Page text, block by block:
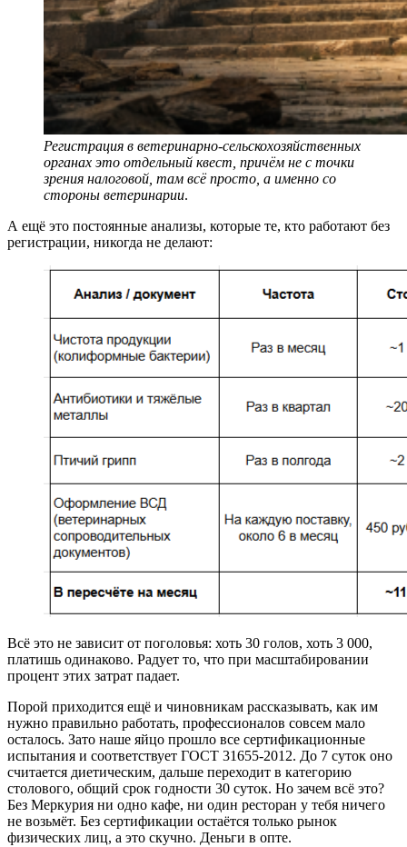
Регистрация в ветеринарно-сельскохозяйственных
органах это отдельный квест, причём не с точки
зрения налоговой, там всё просто, а именно со
стороны ветеринарии.
А ещё это постоянные анализы, которые те, кто работают без
регистрации, никогда не делают:
Всё это не зависит от поголовья: хоть 30 голов, хоть 3 000,
платишь одинаково. Радует то, что при масштабировании
процент этих затрат падает.
Порой приходится ещё и чиновникам рассказывать, как им
нужно правильно работать, профессионалов совсем мало
осталось. Зато наше яйцо прошло все сертификационные
испытания и соответствует ГОСТ 31655-2012. До 7 суток оно
считается диетическим, дальше переходит в категорию
столового, общий срок годности 30 суток. Но зачем всё это?
Без Меркурия ни одно кафе, ни один ресторан у тебя ничего
не возьмёт. Без сертификации остаётся только рынок
физических лиц, а это скучно. Деньги в опте.